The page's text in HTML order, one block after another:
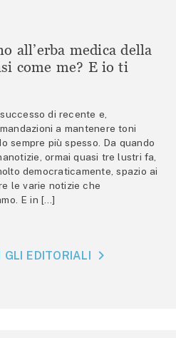
all’erba medica della
come me? E io ti
di recente e,
a mantenere toni
sempre più spesso. Da quando
ormai quasi tre lustri fa,
democraticamente, spazio ai
le varie notizie che
E in […]
EDITORIALI